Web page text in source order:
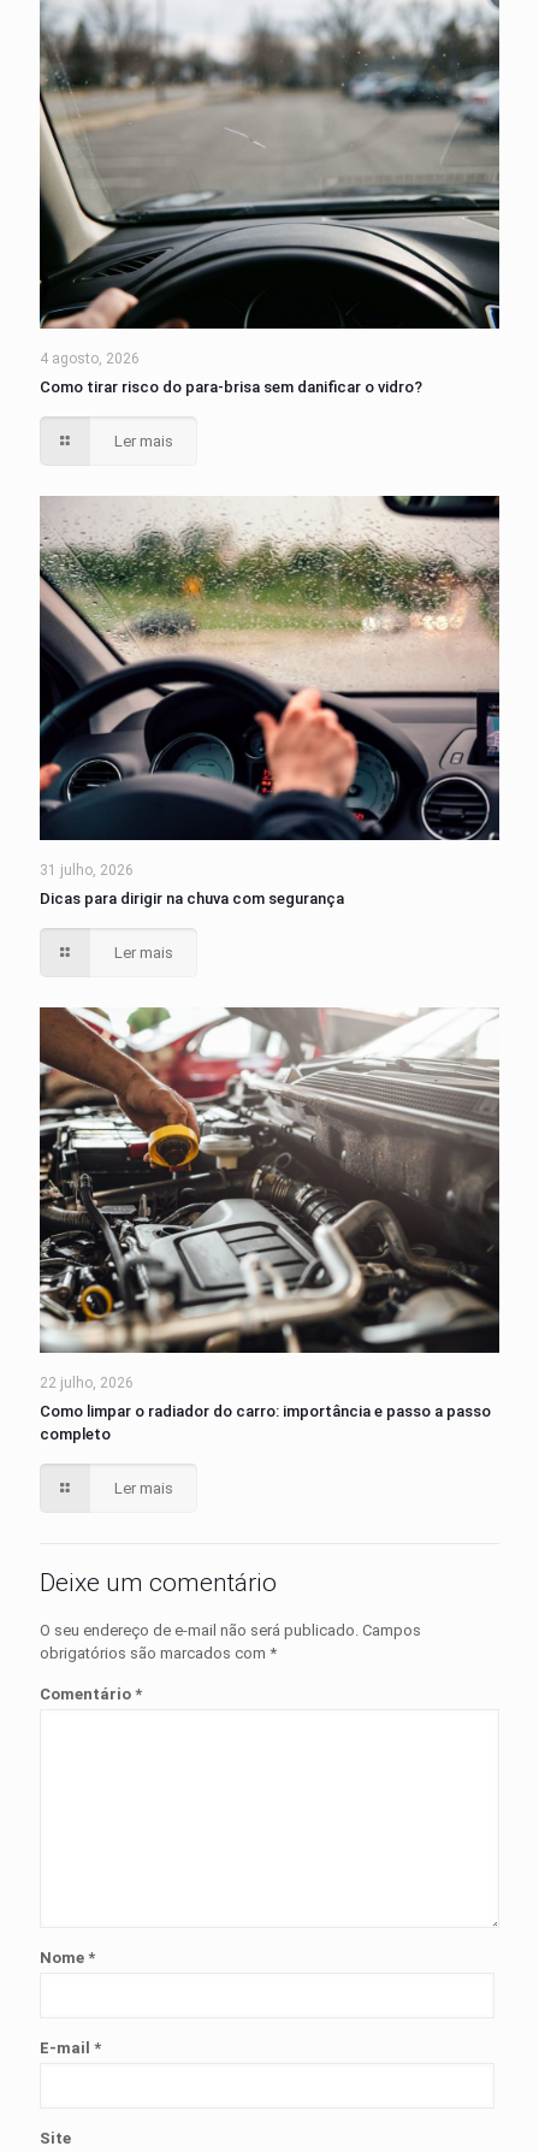
4 agosto, 2026
Como tirar risco do para-brisa sem danificar o vidro?
Ler mais
31 julho, 2026
Dicas para dirigir na chuva com segurança
Ler mais
22 julho, 2026
Como limpar o radiador do carro: importância e passo a passo
completo
Ler mais
Deixe um comentário
O seu endereço de e-mail não será publicado. Campos
obrigatórios são marcados com *
Comentário *
Nome *
E-mail *
Site